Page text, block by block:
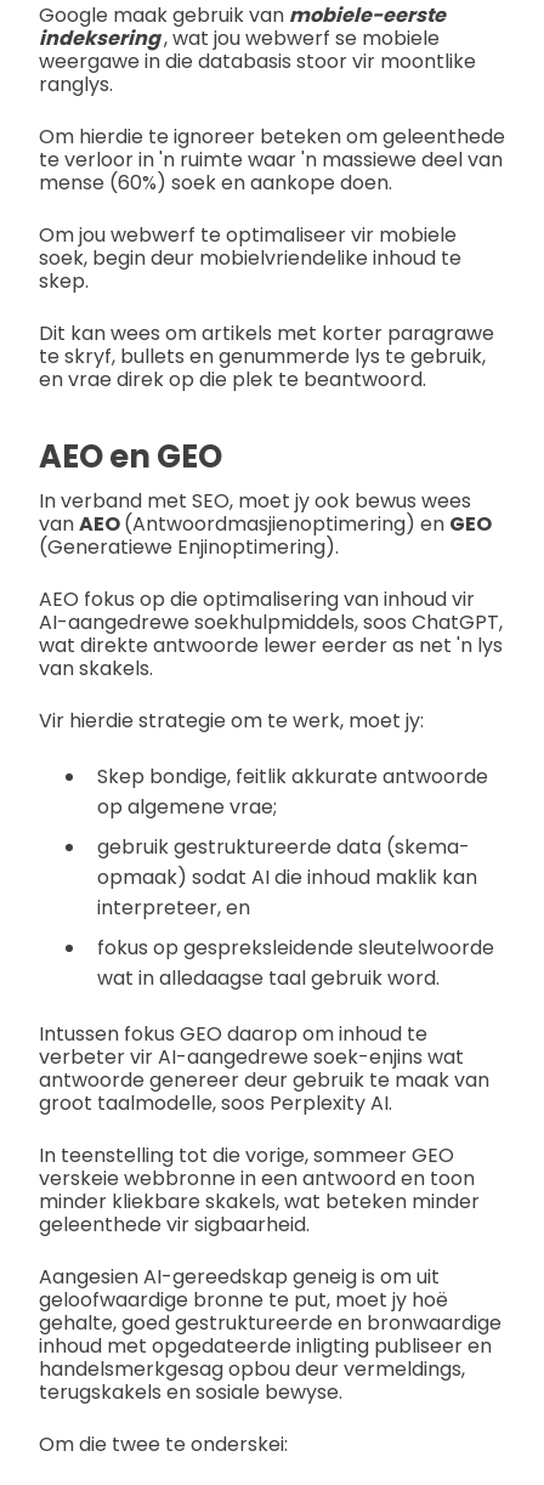
Google maak gebruik van mobiele-eerste
indeksering, wat jou webwerf se mobiele
weergawe in die databasis stoor vir moontlike
ranglys.
Om hierdie te ignoreer beteken om geleenthede
te verloor in 'n ruimte waar 'n massiewe deel van
mense (60%) soek en aankope doen.
Om jou webwerf te optimaliseer vir mobiele
soek, begin deur mobielvriendelike inhoud te
skep.
Dit kan wees om artikels met korter paragrawe
te skryf, bullets en genummerde lys te gebruik,
en vrae direk op die plek te beantwoord.
AEO en GEO
In verband met SEO, moet jy ook bewus wees
vanAEO(Antwoordmasjienoptimering) en GEO
(Generatiewe Enjinoptimering).
AEO fokus op die optimalisering van inhoud vir
AI-aangedrewe soekhulpmiddels, soos ChatGPT,
wat direkte antwoorde lewer eerder as net 'n lys
van skakels.
Vir hierdie strategie om te werk, moet jy:
Skep bondige, feitlik akkurate antwoorde
op algemene vrae;
gebruik gestruktureerde data (skema-
opmaak) sodat AI die inhoud maklik kan
interpreteer, en
fokus op gespreksleidende sleutelwoorde
wat in alledaagse taal gebruik word.
Intussen fokus GEO daarop om inhoud te
verbeter vir AI-aangedrewe soek-enjins wat
antwoorde genereer deur gebruik te maak van
groot taalmodelle, soos Perplexity AI.
In teenstelling tot die vorige, sommeer GEO
verskeie webbronne in een antwoord en toon
minder kliekbare skakels, wat beteken minder
geleenthede vir sigbaarheid.
Aangesien AI-gereedskap geneig is om uit
geloofwaardige bronne te put, moet jy hoë
gehalte, goed gestruktureerde en bronwaardige
inhoud met opgedateerde inligting publiseer en
handelsmerkgesag opbou deur vermeldings,
terugskakels en sosiale bewyse.
Om die twee te onderskei: